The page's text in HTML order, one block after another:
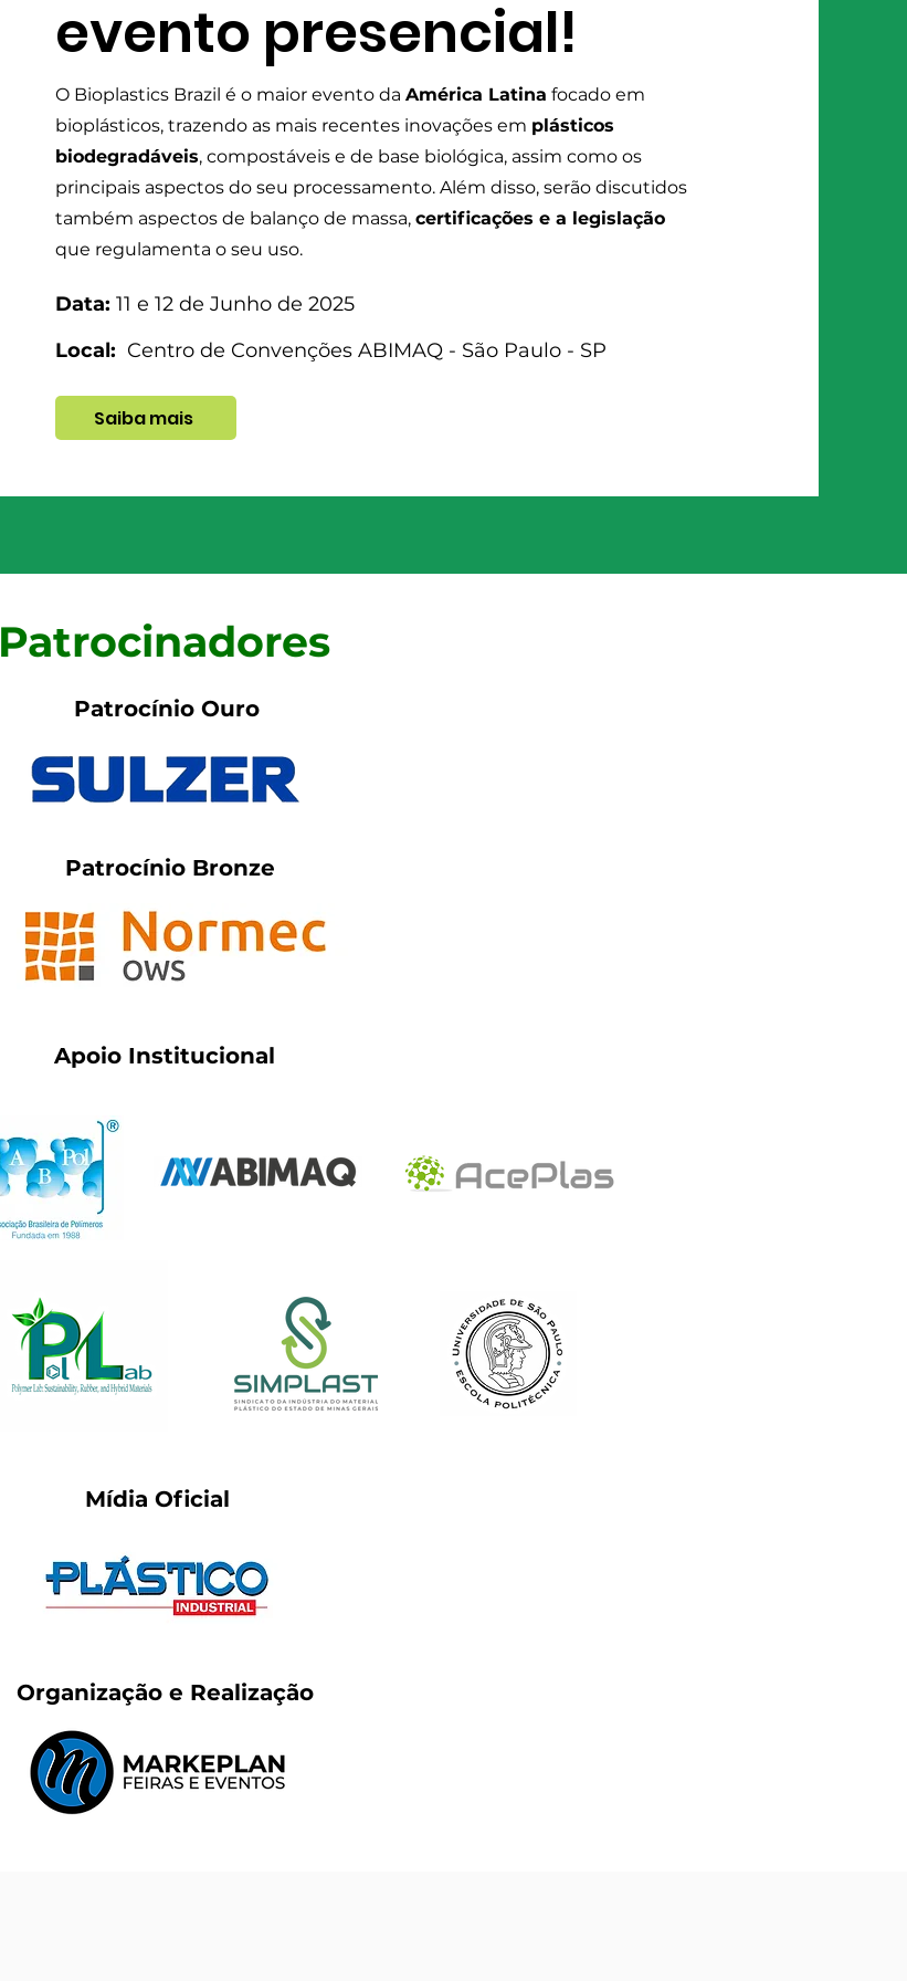
evento presencial!
O Bioplastics Brazil é o maior evento da América Latina focado em
bioplásticos, trazendo as mais recentes inovações em plásticos
biodegradáveis, compostáveis e de base biológica, assim como os
principais aspectos do seu processamento. Além disso, serão discutidos
também aspectos de balanço de massa, certificações e a legislação
que regulamenta o seu uso.
Data: 11 e 12 de Junho de 2025
Local: Centro de Convenções ABIMAQ - São Paulo - SP
Saiba mais
Patrocinadores
Patrocínio Ouro
Patrocínio Bronze
Apoio Institucional
Mídia Oficial
Organização e Realização